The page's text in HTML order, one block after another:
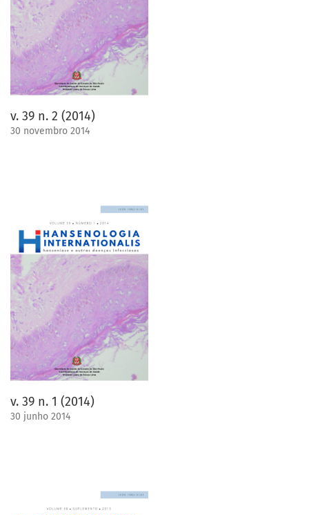
v. 39 n. 2 (2014)
30 novembro 2014
v. 39 n. 1 (2014)
30 junho 2014